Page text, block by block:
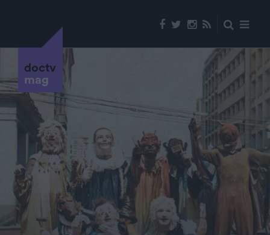
doctv
mag